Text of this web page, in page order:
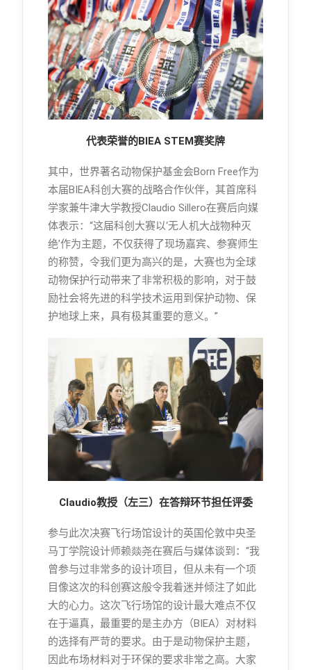
代表荣誉的BIEA STEM赛奖牌
其中，世界著名动物保护基金会Born Free作为
本届BIEA科创大赛的战略合作伙伴，其首席科
学家兼牛津大学教授Claudio Sillero在赛后向媒
体表示：“这届科创大赛以‘无人机大战物种灭
绝’作为主题，不仅获得了现场嘉宾、参赛师生
的称赞，令我们更为高兴的是，大赛也为全球
动物保护行动带来了非常积极的影响，对于鼓
励社会将先进的科学技术运用到保护动物、保
护地球上来，具有极其重要的意义。”
Claudio教授（左三）在答辩环节担任评委
参与此次决赛飞行场馆设计的英国伦敦中央圣
马丁学院设计师赖燚尧在赛后与媒体谈到：“我
曾参与过非常多的设计项目，但从未有一个项
目像这次的科创赛这般令我着迷并倾注了如此
大的心力。这次飞行场馆的设计最大难点不仅
在于逼真，最重要的是主办方（BIEA）对材料
的选择有严苛的要求。由于是动物保护主题，
因此布场材料对于环保的要求非常之高。大家